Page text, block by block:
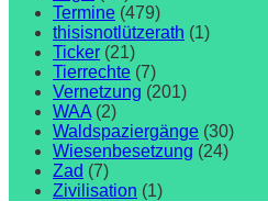
Termine (479)
thisisnotlützerath (1)
Ticker (21)
Tierrechte (7)
Vernetzung (201)
WAA (2)
Waldspaziergänge (30)
Wiesenbesetzung (24)
Zad (7)
Zivilisation (1)